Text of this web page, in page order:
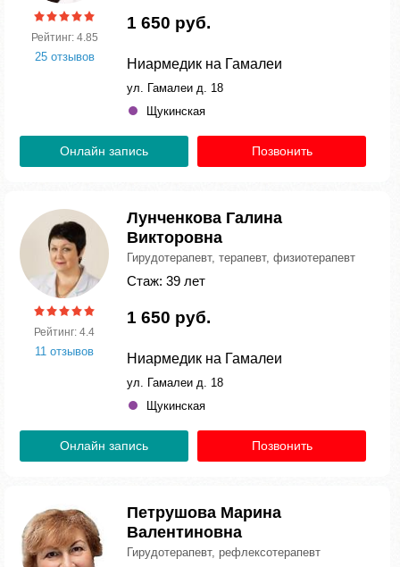
Рейтинг: 4.85
25 отзывов
1 650 руб.
Ниармедик на Гамалеи
ул. Гамалеи д. 18
Щукинская
Онлайн запись Позвонить
Рейтинг: 4.4
11 отзывов
Лунченкова Галина
Викторовна
Гирудотерапевт, терапевт, физиотерапевт
Стаж: 39 лет
1 650 руб.
Ниармедик на Гамалеи
ул. Гамалеи д. 18
Щукинская
Онлайн запись Позвонить
Петрушова Марина
Валентиновна
Гирудотерапевт, рефлексотерапевт